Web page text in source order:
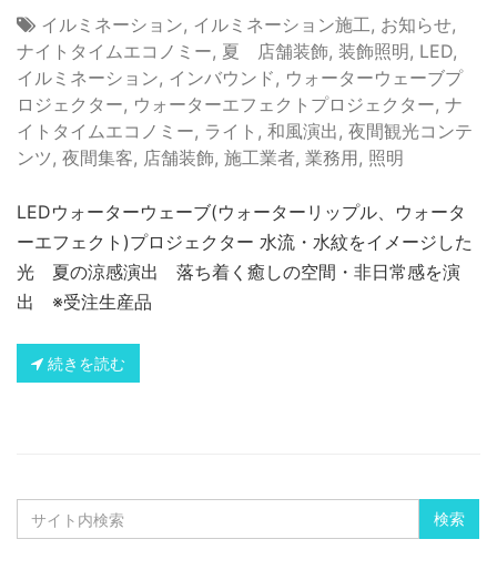
イルミネーション, イルミネーション施工, お知らせ,
ナイトタイムエコノミー, 夏 店舗装飾, 装飾照明, LED,
イルミネーション, インバウンド, ウォーターウェーブプ
ロジェクター, ウォーターエフェクトプロジェクター, ナ
イトタイムエコノミー, ライト , 和風演出, 夜間観光コンテ
ンツ, 夜間集客, 店舗装飾, 施工業者, 業務用, 照明
LEDウォーターウェーブ(ウォーターリップル、ウォータ
ーエフェクト)プロジェクター 水流・水紋をイメージした
光 夏の涼感演出 落ち着く癒しの空間・非日常感を演
出 ※受注生産品
続きを読む